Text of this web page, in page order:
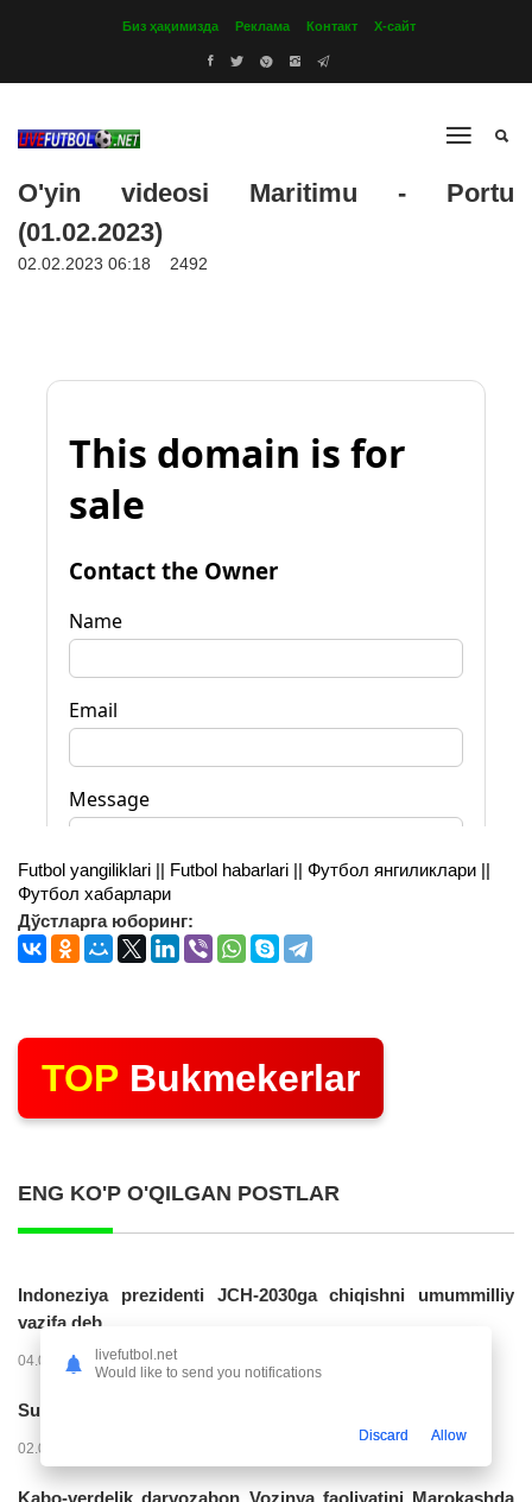
Биз ҳақимизда Реклама Контакт Х-сайт
O'yin videosi Maritimu - Portu
(01.02.2023)
02.02.2023 06:18 2492
Futbol yangiliklari || Futbol habarlari || Футбол янгиликлари ||
Футбол хабарлари
Дўстларга юборинг:
TOP Bukmekerlar
ENG KO'P O'QILGAN POSTLAR
Indoneziya prezidenti JCH-2030ga chiqishni umummilliy
vazifa deb...
04.08.2026 02:11 14223
Superliga. “Buxoro” - “Lokomotiv”...
02.08.2026 03:08
Kabo-verdelik darvozabon Vozinya faoliyatini Marokashda
livefutbol.net
Would like to send you notifications
Discard Allow